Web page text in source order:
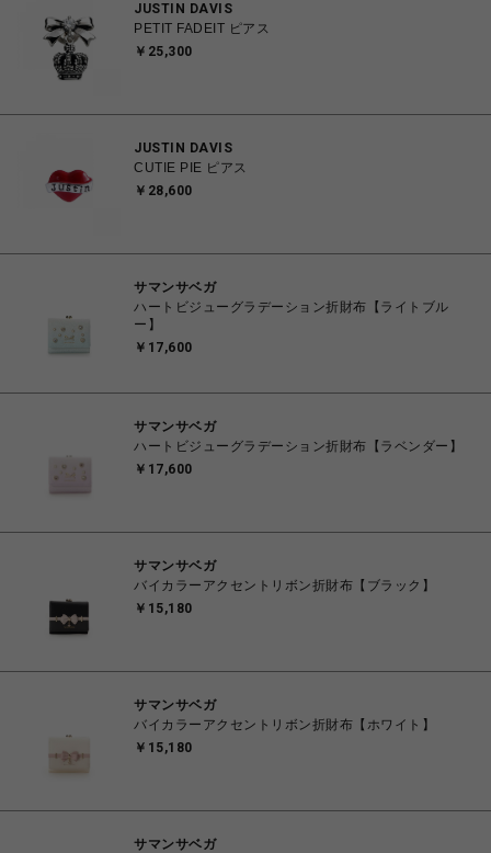
JUSTIN DAVIS
PETIT FADEIT ピアス
￥25,300
JUSTIN DAVIS
CUTIE PIE ピアス
￥28,600
サマンサベガ
ハートビジューグラデーション折財布【ライトブル
ー】
￥17,600
サマンサベガ
ハートビジューグラデーション折財布【ラベンダー】
￥17,600
サマンサベガ
バイカラーアクセントリボン折財布【ブラック】
￥15,180
サマンサベガ
バイカラーアクセントリボン折財布【ホワイト】
￥15,180
サマンサベガ